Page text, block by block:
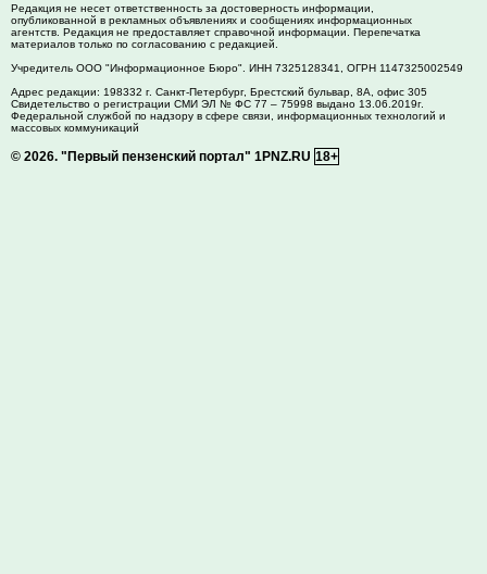
Редакция не несет ответственность за достоверность информации,
опубликованной в рекламных объявлениях и сообщениях информационных
агентств. Редакция не предоставляет справочной информации. Перепечатка
материалов только по согласованию с редакцией.
Учредитель ООО "Информационное Бюро". ИНН 7325128341, ОГРН 1147325002549
Адрес редакции: 198332 г. Санкт-Петербург, Брестский бульвар, 8А, офис 305
Свидетельство о регистрации СМИ ЭЛ № ФС 77 – 75998 выдано 13.06.2019г.
Федеральной службой по надзору в сфере связи, информационных технологий и
массовых коммуникаций
© 2026. "Первый пензенский портал" 1PNZ.RU 18+